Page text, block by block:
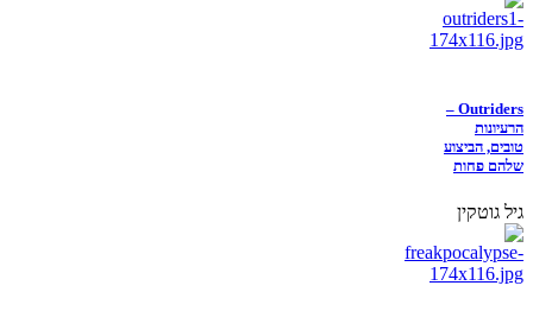
Outriders –
הרעיונות
טובים, הביצוע
שלהם פחות
גיל גוטקין